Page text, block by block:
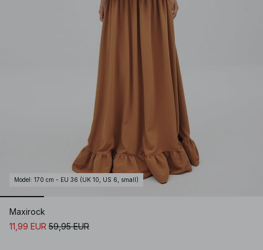
Model : 170 cm - EU 36 (UK 10, US 6, small)
Maxirock
11,99 EUR 59,95 EUR